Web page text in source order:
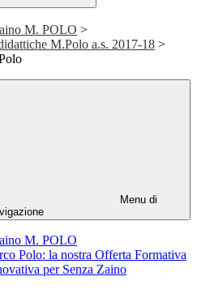
M. POLO >
M.Polo a.s. 2017-18 >
Menu di
M. POLO
Polo: la nostra Offerta Formativa
per Senza Zaino